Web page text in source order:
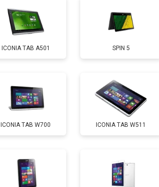
Замена дисплея (экрана)
Замена аккумулятора
Замена Wi-Fi
Замена материнской платы
Замена кнопок
ICONIA TAB A501 SPIN 5
ICONIA TAB W700 ICONIA TAB W511